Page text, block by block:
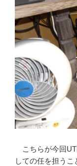
こちらが今回
しての任を担う